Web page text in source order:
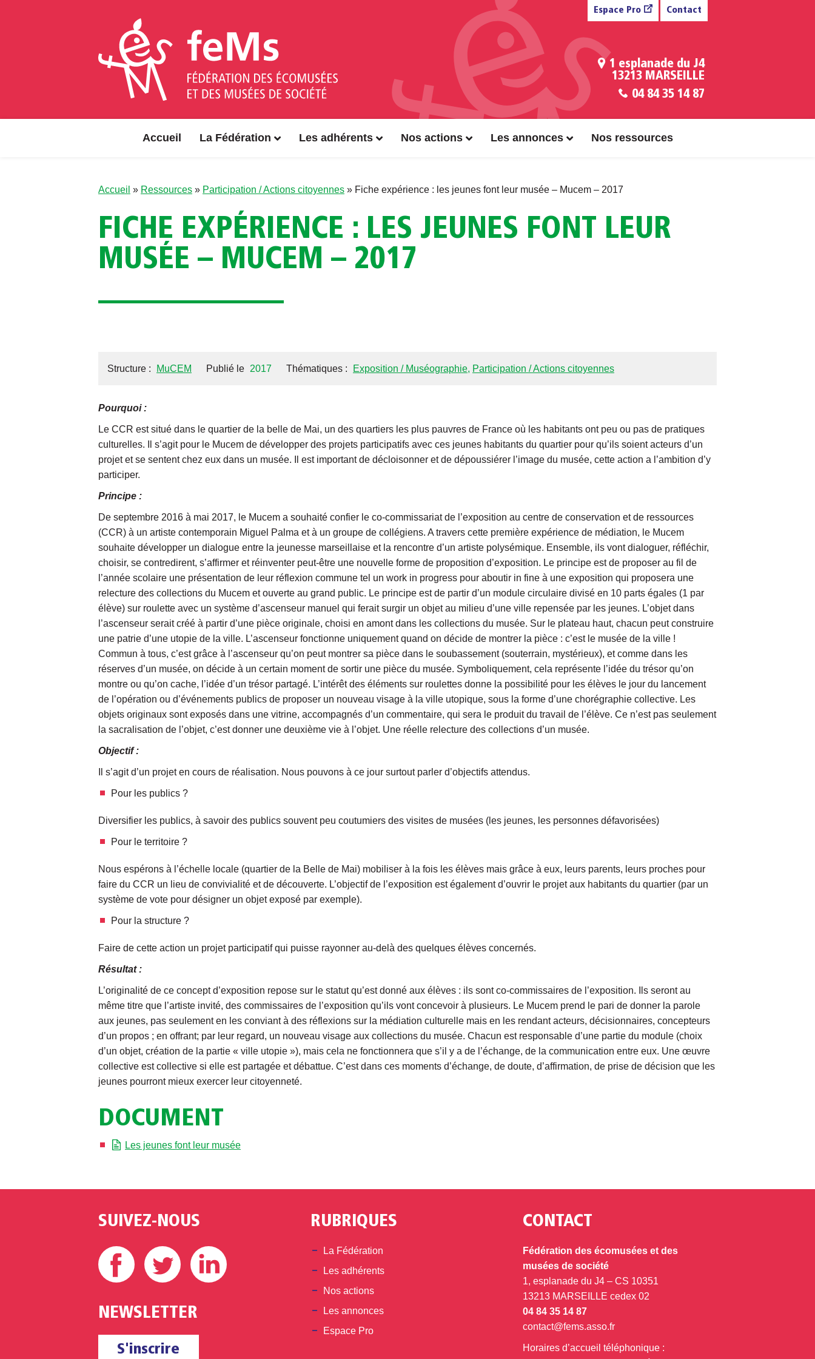
Espace Pro Contact
1 esplanade du J4
13213 MARSEILLE
04 84 35 14 87
Accueil La Fédération Les adhérents Nos actions Les annonces Nos ressources
Accueil » Ressources » Participation / Actions citoyennes » Fiche expérience : les jeunes font leur musée – Mucem – 2017
FICHE EXPÉRIENCE : LES JEUNES FONT LEUR
MUSÉE – MUCEM – 2017
Structure : MuCEM Publié le 2017 Thématiques : Exposition / Muséographie, Participation / Actions citoyennes
Pourquoi :
Le CCR est situé dans le quartier de la belle de Mai, un des quartiers les plus pauvres de France où les habitants ont peu ou pas de pratiques
culturelles. Il s’agit pour le Mucem de développer des projets participatifs avec ces jeunes habitants du quartier pour qu’ils soient acteurs d’un
projet et se sentent chez eux dans un musée. Il est important de décloisonner et de dépoussiérer l’image du musée, cette action a l’ambition d’y
participer.
Principe :
De septembre 2016 à mai 2017, le Mucem a souhaité confier le co-commissariat de l’exposition au centre de conservation et de ressources
(CCR) à un artiste contemporain Miguel Palma et à un groupe de collégiens. A travers cette première expérience de médiation, le Mucem
souhaite développer un dialogue entre la jeunesse marseillaise et la rencontre d’un artiste polysémique. Ensemble, ils vont dialoguer, réfléchir,
choisir, se contredirent, s’affirmer et réinventer peut-être une nouvelle forme de proposition d’exposition. Le principe est de proposer au fil de
l’année scolaire une présentation de leur réflexion commune tel un work in progress pour aboutir in fine à une exposition qui proposera une
relecture des collections du Mucem et ouverte au grand public. Le principe est de partir d’un module circulaire divisé en 10 parts égales (1 par
élève) sur roulette avec un système d’ascenseur manuel qui ferait surgir un objet au milieu d’une ville repensée par les jeunes. L’objet dans
l’ascenseur serait créé à partir d’une pièce originale, choisi en amont dans les collections du musée. Sur le plateau haut, chacun peut construire
une patrie d’une utopie de la ville. L’ascenseur fonctionne uniquement quand on décide de montrer la pièce : c’est le musée de la ville !
Commun à tous, c’est grâce à l’ascenseur qu’on peut montrer sa pièce dans le soubassement (souterrain, mystérieux), et comme dans les
réserves d’un musée, on décide à un certain moment de sortir une pièce du musée. Symboliquement, cela représente l’idée du trésor qu’on
montre ou qu’on cache, l’idée d’un trésor partagé. L’intérêt des éléments sur roulettes donne la possibilité pour les élèves le jour du lancement
de l’opération ou d’événements publics de proposer un nouveau visage à la ville utopique, sous la forme d’une chorégraphie collective. Les
objets originaux sont exposés dans une vitrine, accompagnés d’un commentaire, qui sera le produit du travail de l’élève. Ce n’est pas seulement
la sacralisation de l’objet, c’est donner une deuxième vie à l’objet. Une réelle relecture des collections d’un musée.
Objectif :
Il s’agit d’un projet en cours de réalisation. Nous pouvons à ce jour surtout parler d’objectifs attendus.
Pour les publics ?
Diversifier les publics, à savoir des publics souvent peu coutumiers des visites de musées (les jeunes, les personnes défavorisées)
Pour le territoire ?
Nous espérons à l’échelle locale (quartier de la Belle de Mai) mobiliser à la fois les élèves mais grâce à eux, leurs parents, leurs proches pour
faire du CCR un lieu de convivialité et de découverte. L’objectif de l’exposition est également d’ouvrir le projet aux habitants du quartier (par un
système de vote pour désigner un objet exposé par exemple).
Pour la structure ?
Faire de cette action un projet participatif qui puisse rayonner au-delà des quelques élèves concernés.
Résultat :
L’originalité de ce concept d’exposition repose sur le statut qu’est donné aux élèves : ils sont co-commissaires de l’exposition. Ils seront au
même titre que l’artiste invité, des commissaires de l’exposition qu’ils vont concevoir à plusieurs. Le Mucem prend le pari de donner la parole
aux jeunes, pas seulement en les conviant à des réflexions sur la médiation culturelle mais en les rendant acteurs, décisionnaires, concepteurs
d’un propos ; en offrant; par leur regard, un nouveau visage aux collections du musée. Chacun est responsable d’une partie du module (choix
d’un objet, création de la partie « ville utopie »), mais cela ne fonctionnera que s’il y a de l’échange, de la communication entre eux. Une œuvre
collective est collective si elle est partagée et débattue. C’est dans ces moments d’échange, de doute, d’affirmation, de prise de décision que les
jeunes pourront mieux exercer leur citoyenneté.
DOCUMENT
Les jeunes font leur musée
SUIVEZ-NOUS
Facebook Twitter
NEWSLETTER
S'inscrire
RUBRIQUES
La Fédération
Les adhérents
Nos actions
Les annonces
Espace Pro
CONTACT
Fédération des écomusées et des
musées de société
1, esplanade du J4 – CS 10351
13213 MARSEILLE cedex 02
04 84 35 14 87
contact@fems.asso.fr
Horaires d’accueil téléphonique :